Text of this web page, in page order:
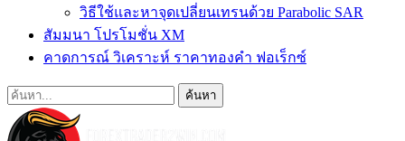
วิธีใช้และหาจุดเปลี่ยนเทรนด้วย Parabolic SAR
สัมมนา โปรโมชั่น XM
คาดการณ์ วิเคราะห์ ราคาทองคำ ฟอเร็กซ์